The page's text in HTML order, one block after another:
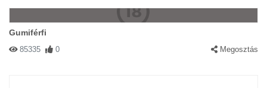
Gumiférfi
85335 0 Megosztás